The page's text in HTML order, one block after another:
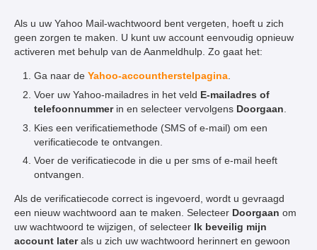
Als u uw Yahoo Mail-wachtwoord bent vergeten, hoeft u zich
geen zorgen te maken. U kunt uw account eenvoudig opnieuw
activeren met behulp van de Aanmeldhulp. Zo gaat het:
Ga naar de Yahoo-accountherstelpagina.
Voer uw Yahoo-mailadres in het veld E-mailadres of
telefoonnummerin en selecteer vervolgens Doorgaan
Kies een verificatiemethode (SMS of e-mail) om een
verificatiecode te ontvangen.
Voer de verificatiecode in die u per sms of e-mail heeft
ontvangen.
Als de verificatiecode correct is ingevoerd, wordt u gevraagd
een nieuw wachtwoord aan te maken. Selecteer Doorgaan om
uw wachtwoord te wijzigen, of selecteer
Ik beveilig mijn
account laterals u zich uw wachtwoord herinnert en gewoon